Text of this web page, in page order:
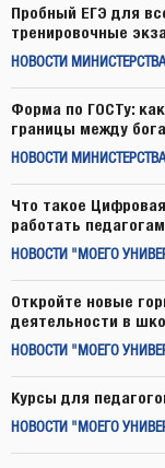
Пробный ЕГЭ для
тренировочные
НОВОСТИ
Форма по ГОСТу:
границы между
НОВОСТИ
Что такое
работать
НОВОСТИ "МОЕГО
Откройте новые
деятельности в
НОВОСТИ "МОЕГО
Курсы для
НОВОСТИ "МОЕГО